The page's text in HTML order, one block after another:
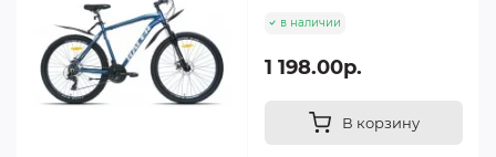
в наличии
1 198.00р.
В корзину